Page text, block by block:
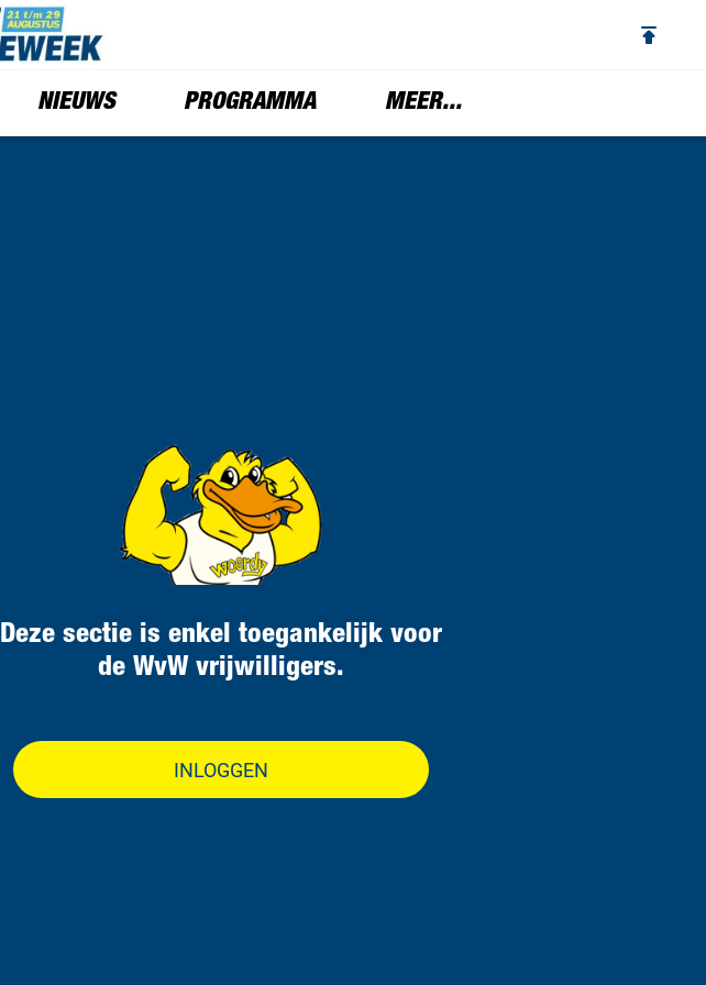
NIEUWS PROGRAMMA MEER...
Deze sectie is enkel toegankelijk voor
de WvW vrijwilligers.
INLOGGEN